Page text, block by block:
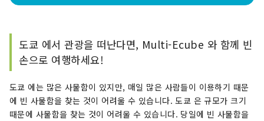
도쿄 에서 관광을 떠난다면, Multi-Ecube 와 함께 빈
손으로 여행하세요!
도쿄 에는 많은 사물함이 있지만, 매일 많은 사람들이 이용하기 때문
에 빈 사물함을 찾는 것이 어려울 수 있습니다. 도쿄 은 규모가 크기
때문에 사물함을 찾는 것이 어려울 수 있습니다. 당일에 빈 사물함을